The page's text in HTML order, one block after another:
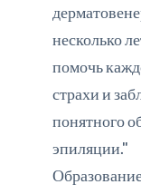
несколько
помочь
страхи и
понятного
эпиляции."